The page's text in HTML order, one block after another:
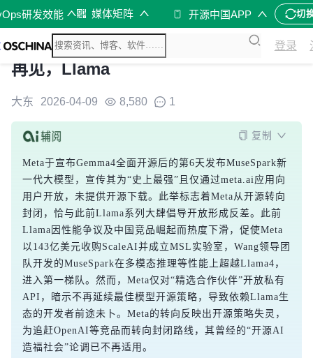
研发效能 媒体矩阵 开源中国APP 切
登录
再见，Llama
大东 2026-04-09 8,580 1
复制
Meta于宣布Gemma4全面开源后的第6天发布MuseSpark新
一代大模型，宣传其为“史上最强”且仅通过meta.ai应用向
用户开放，未提供开源下载。此举标志着Meta从开源转向
封闭，恰与此前Llama系列大肆倡导开放形成反差。此前
Llama因性能争议及中国竞品崛起而热度下滑，促使Meta
以143亿美元收购ScaleAI并成立MSL实验室，Wang领导团
队开发的MuseSpark在多模态推理等性能上超越Llama4，
进入第一梯队。然而，Meta仅对“精选合作伙伴”开放私有
API，暗示不再延续最佳模型开源策略，导致依赖Llama生
态的开发者前途未卜。Meta的转向反映出开源策略失灵，
为追赶OpenAI等竞品而转向封闭路线，其曾经的“开源AI
造福社会”论调已不再适用。